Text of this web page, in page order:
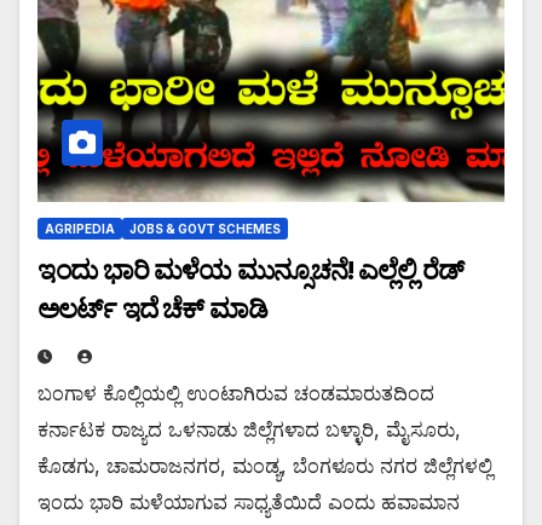
AGRIPEDIA JOBS & GOVT SCHEMES
ಇಂದು ಭಾರಿ ಮಳೆಯ ಮುನ್ಸೂಚನೆ! ಎಲ್ಲೆಲ್ಲಿ ರೆಡ್
ಅಲರ್ಟ್ ಇದೆ ಚೆಕ್ ಮಾಡಿ
ಬಂಗಾಳ ಕೊಲ್ಲಿಯಲ್ಲಿ ಉಂಟಾಗಿರುವ ಚಂಡಮಾರುತದಿಂದ
ಕರ್ನಾಟಕ ರಾಜ್ಯದ ಒಳನಾಡು ಜಿಲ್ಲೆಗಳಾದ ಬಳ್ಳಾರಿ, ಮೈಸೂರು,
ಕೊಡಗು, ಚಾಮರಾಜನಗರ, ಮಂಡ್ಯ, ಬೆಂಗಳೂರು ನಗರ ಜಿಲ್ಲೆಗಳಲ್ಲಿ
ಇಂದು ಭಾರಿ ಮಳೆಯಾಗುವ ಸಾಧ್ಯತೆಯಿದೆ ಎಂದು ಹವಾಮಾನ